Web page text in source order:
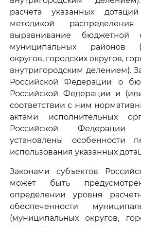
расчета указанных
методикой
выравнивание бюджетной
муниципальных районов
округов, городских округов,
внутригородским делением).
Российской Федерации о
Российской Федерации и
соответствии с ним
актами исполнительных
Российской
установлены особенности
использования указанных
Законами субъектов
может быть
определении уровня
обеспеченности
(муниципальных округов,